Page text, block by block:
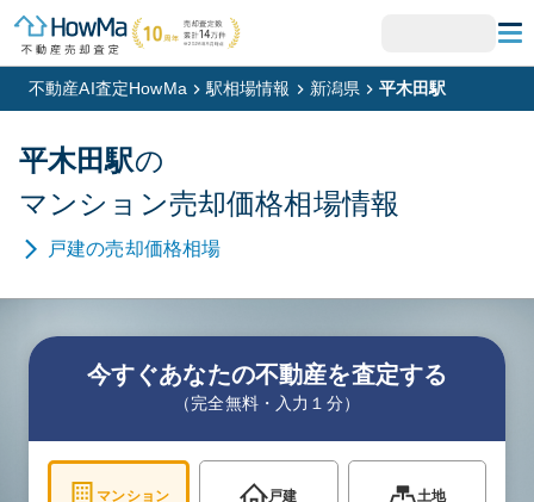
不動産AI査定HowMa 駅相場情報 新潟県 平木田駅
平木田駅の
マンション売却価格相場情報
戸建の売却価格相場
今すぐあなたの不動産を査定する
（完全無料・入力１分）
マンション 戸建 土地